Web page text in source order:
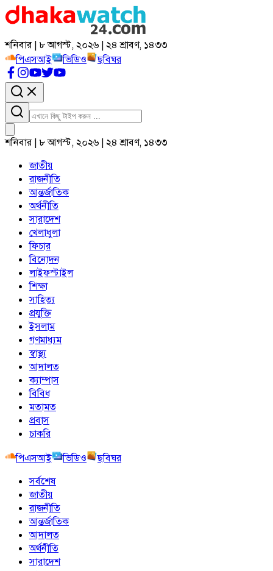
শনিবার | ৮ আগস্ট, ২০২৬ | ২৪ শ্রাবণ, ১৪৩৩
পিএসআই
ভিডিও ছবিঘর
শনিবার | ৮ আগস্ট, ২০২৬ | ২৪ শ্রাবণ, ১৪৩৩
জাতীয়
রাজনীতি
আন্তর্জাতিক
অর্থনীতি
সারাদেশ
খেলাধুলা
ফিচার
বিনোদন
লাইফস্টাইল
শিক্ষা
সাহিত্য
প্রযুক্তি
ইসলাম
গণমাধ্যম
স্বাস্থ্য
আদালত
ক্যাম্পাস
বিবিধ
মতামত
প্রবাস
চাকরি
পিএসআই
ভিডিও
ছবিঘর
সর্বশেষ
জাতীয়
রাজনীতি
আন্তর্জাতিক
আদালত
অর্থনীতি
সারাদেশ